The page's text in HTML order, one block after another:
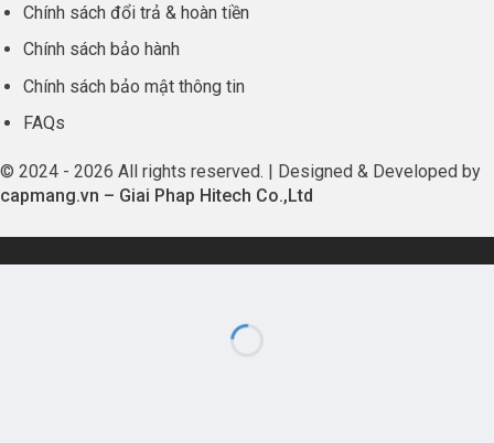
Chính sách đổi trả & hoàn tiền
Chính sách bảo hành
Chính sách bảo mật thông tin
FAQs
© 2024 - 2026 All rights reserved. | Designed & Developed by
capmang.vn – Giai Phap Hitech Co.,Ltd